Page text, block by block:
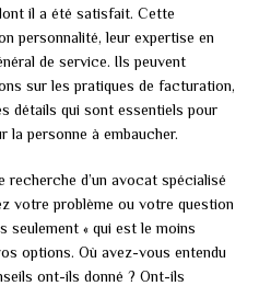
il a été satisfait. Cette
personnalité, leur expertise en
de service. Ils peuvent
sur les pratiques de facturation,
détails qui sont essentiels pour
la personne à embaucher.
d’un avocat spécialisé
votre problème ou votre question
seulement « qui est le moins
options. Où avez-vous entendu
ont-ils donné ? Ont-ils